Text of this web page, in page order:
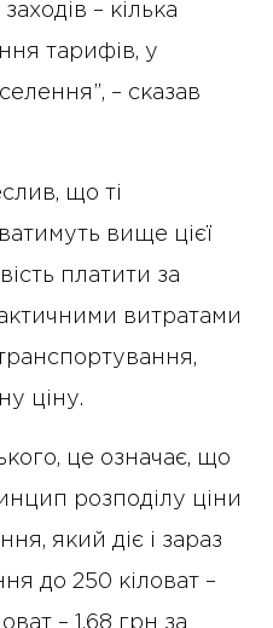
– кілька
тарифів, у
– сказав
що ті
вище цієї
платити за
витратами
ціну.
це означає, що
розподілу ціни
який діє і зараз
до 250 кіловат –
– 1,68 грн за